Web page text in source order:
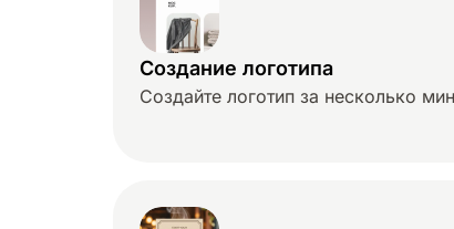
Создание логотипа
Создайте логотип за несколько